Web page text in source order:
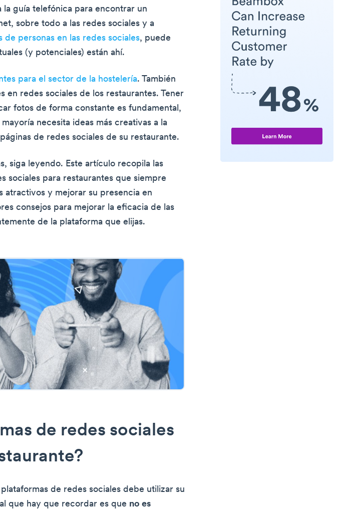
guía telefónica para encontrar un
sobre todo a las redes sociales y a
personas en las redes sociales, puede
(y potenciales) están ahí.
para el sector de la hostelería. También
en redes sociales de los restaurantes. Tener
fotos de forma constante es fundamental,
necesita ideas más creativas a la
de redes sociales de su restaurante.
siga leyendo. Este artículo recopila las
sociales para restaurantes que siempre
y mejorar su presencia en
consejos para mejorar la eficacia de las
de la plataforma que elijas.
de redes sociales
de redes sociales debe utilizar su
que hay que recordar es que no es